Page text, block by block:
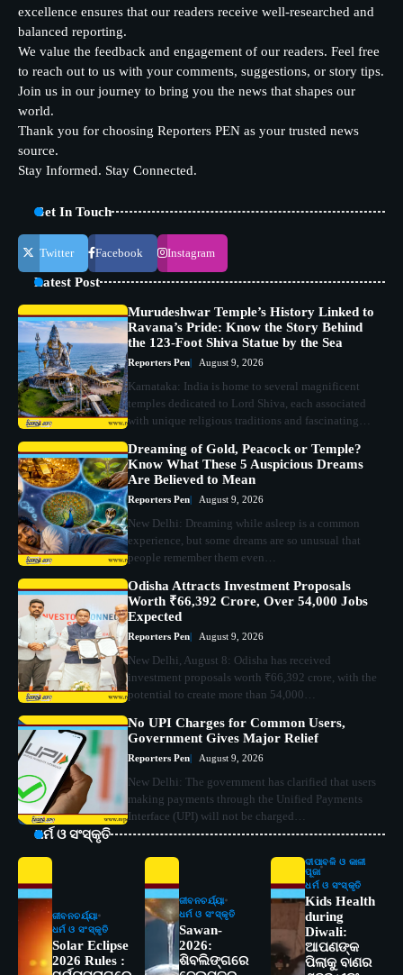
excellence ensures that our readers receive well-researched and
balanced reporting.
We value the feedback and engagement of our readers. Feel free
to reach out to us with your comments, suggestions, or story tips.
Join us in our journey to bring you the news that shapes our
world.
Thank you for choosing Reporters PEN as your trusted news
source.
Stay Informed. Stay Connected.
Get In Touch
Twitter Facebook Instagram
Latest Post
Murudeshwar Temple’s History Linked to
Ravana’s Pride: Know the Story Behind
the 123-Foot Shiva Statue by the Sea
Reporters Pen August 9, 2026
Karnataka: India is home to several magnificent
temples dedicated to Lord Shiva, each associated
with unique religious traditions and fascinating…
Dreaming of Gold, Peacock or Temple?
Know What These 5 Auspicious Dreams
Are Believed to Mean
Reporters Pen August 9, 2026
New Delhi: Dreaming while asleep is a common
experience, but some dreams are so unusual that
people remember them even…
Odisha Attracts Investment Proposals
Worth ₹66,392 Crore, Over 54,000 Jobs
Expected
Reporters Pen August 9, 2026
New Delhi, August 8: Odisha has received
investment proposals worth ₹66,392 crore, with the
potential to create more than 54,000…
No UPI Charges for Common Users,
Government Gives Major Relief
Reporters Pen August 9, 2026
New Delhi: The government has clarified that users
making payments through the Unified Payments
Interface (UPI) will not be charged…
ଧର୍ମ ଓ ସଂସ୍କୃତି
ଜୀବନଚର୍ଯ୍ୟା
ଧର୍ମ ଓ ସଂସ୍କୃତି
Solar Eclipse
2026 Rules :
ଜୀବନଚର୍ଯ୍ୟା
ଧର୍ମ ଓ ସଂସ୍କୃତି
Sawan-
2026:
ଶିବଲିଙ୍ଗରେ
ଦୀପାବଳି ଓ କାଳୀ
ପୂଜା
ଧର୍ମ ଓ ସଂସ୍କୃତି
Kids Health
during
Diwali:
ଆପଣଙ୍କ
ପିଲାକୁ ବାଣର